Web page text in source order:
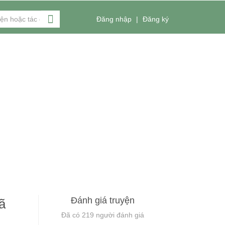
Đăng nhập | Đăng ký
Đánh giá truyện
Đã có 219 người đánh giá